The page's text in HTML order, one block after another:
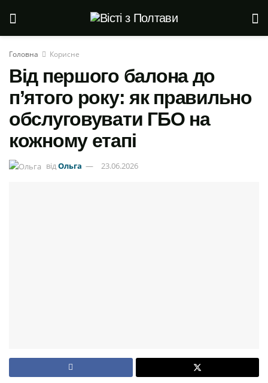
Головна Корисне
Від першого балона до
п’ятого року: як правильно
обслуговувати ГБО на
кожному етапі
відОльга 23.06.2026